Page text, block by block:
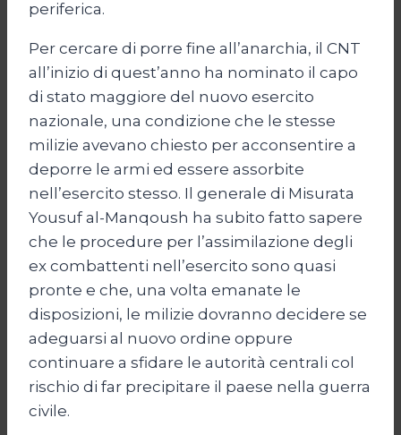
periferica.
Per cercare di porre fine all’anarchia, il CNT
all’inizio di quest’anno ha nominato il capo
di stato maggiore del nuovo esercito
nazionale, una condizione che le stesse
milizie avevano chiesto per acconsentire a
deporre le armi ed essere assorbite
nell’esercito stesso. Il generale di Misurata
Yousuf al-Manqoush ha subito fatto sapere
che le procedure per l’assimilazione degli
ex combattenti nell’esercito sono quasi
pronte e che, una volta emanate le
disposizioni, le milizie dovranno decidere se
adeguarsi al nuovo ordine oppure
continuare a sfidare le autorità centrali col
rischio di far precipitare il paese nella guerra
civile.